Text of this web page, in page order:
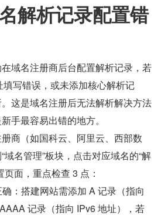
解析记录配置错
域名注册商后台配置解析记录，若
写错误，或未添加核心解析记
这是域名注册后无法解析解决方法
手最容易出错的地方。
商（如国科云、阿里云、西部数
名管理”板块，点击对应域名的“解
面，重点检查 3 点：
：搭建网站需添加 A 记录（指向
记录（指向 IPv6 地址），若